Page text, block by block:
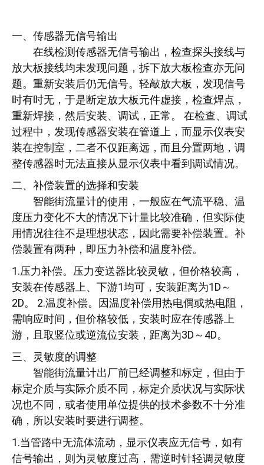
一、传感器无信号输出
在线检测传感器无信号输出，检查探头接线与
放大板接线均未发现问题，拆下放大板检查亦无问
题。重新安装后仍无信号。轻敲放大板，发现信号
时有时无，于是断定放大板元件虚接，检查焊点，
重新焊接，然后安装、调试，正常。 在检查、调试
过程中，发现传感器安装在管道上，而显示仪表安
装在控制室，二者不仅距离远，而且分置两地，调
整传感器时无法直接从显示仪表中看到调试情况。
二、补偿装置的选择和安装
智能街流量计的使用，一般应在气流平稳、温
度压力变化不大的情况下计量比较准确，但实际使
用情况往往不是理想状态，因此需要补偿装置。补
偿装置有两种，即压力补偿和温度补偿。
1.压力补偿。压力变送器比较灵敏，但价格较高，
安装在传感器上、下游1均可，安装距离为1D～
2D。 2.温度补偿。因温度补偿用热电偶或热电阻，
需响应时间，但价格较低，安装时应在传感器上
游，且取竖位或逆流位安装，距离为3D～4D。
三、灵敏度的调整
智能街流量计出厂前已经调整和标定，但由于
标定介质与实际介质不同，标定介质状况与实际状
况也不同，或者使用单位提供的技术参数不十分准
确，所以安装时要进行调整。
1.当管路中无流体流动，显示仪表应无信号，如有
信号输出，则为灵敏度过高，需逆时针轻调灵敏度